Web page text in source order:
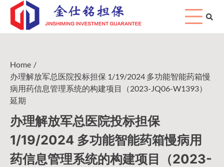
Skip
content
Home
办理解放军总医院投标担保 1/19/2024 多功能智能药箱慢
病用药信息管理系统的构建项目（2023-JQ06-W1393）
延期
办理解放军总医院投标担保
1/19/2024 多功能智能药箱慢病用
药信息管理系统的构建项目（2023-